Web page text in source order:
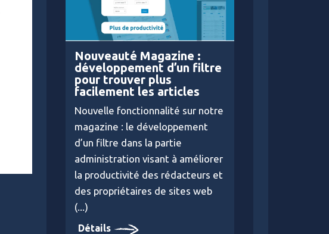
Nouveauté Magazine :
développement d’un filtre
pour trouver plus
facilement les articles
Nouvelle fonctionnalité sur notre
magazine : le développement
d’un filtre dans la partie
administration visant à améliorer
la productivité des rédacteurs et
des propriétaires de sites web
(...)
Détails